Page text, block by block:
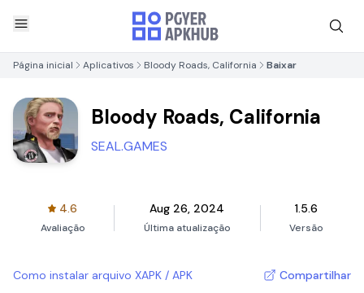
Página inicial Aplicativos Bloody Roads, California Baixar
Bloody Roads, California
SEAL.GAMES
4.6
Avaliação
Aug 26, 2024
Última atualização
1.5.6
Versão
Como instalar arquivo XAPK / APK Compartilhar